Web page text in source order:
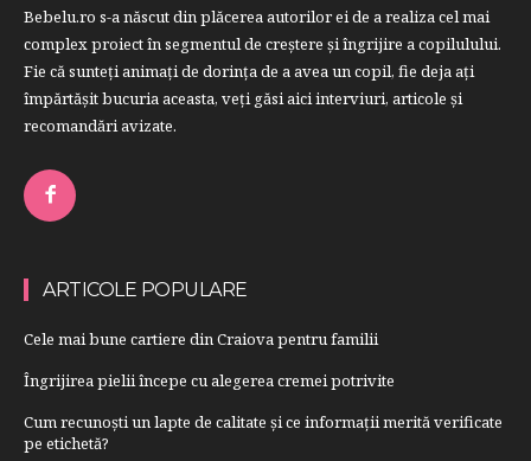
Bebelu.ro s-a născut din plăcerea autorilor ei de a realiza cel mai
complex proiect în segmentul de creştere şi îngrijire a copilulului.
Fie că sunteţi animaţi de dorinţa de a avea un copil, fie deja aţi
împărtăşit bucuria aceasta, veți găsi aici interviuri, articole şi
recomandări avizate.
ARTICOLE POPULARE
Cele mai bune cartiere din Craiova pentru familii
Îngrijirea pielii începe cu alegerea cremei potrivite
Cum recunoști un lapte de calitate și ce informații merită verificate
pe etichetă?